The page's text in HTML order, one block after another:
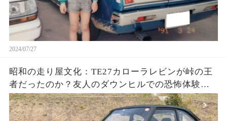
2024/07/27
昭和の走り屋文化：TE27カローラレビンが峠の王
者だったのか？友人のダウンヒルでの恐怖体験と
は